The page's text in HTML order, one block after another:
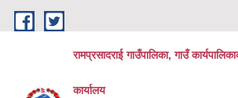
Skip to main content
रामप्रसादराई गाउँपालिका, गाउँ
कार्यालय